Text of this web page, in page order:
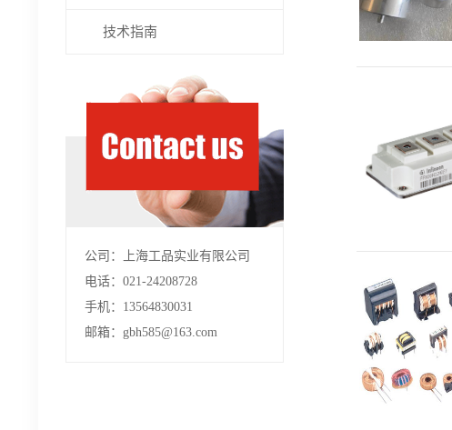
技术指南
公司：上海工品实业有限公司
电话：021-24208728
手机：13564830031
邮箱：gbh585@163.com